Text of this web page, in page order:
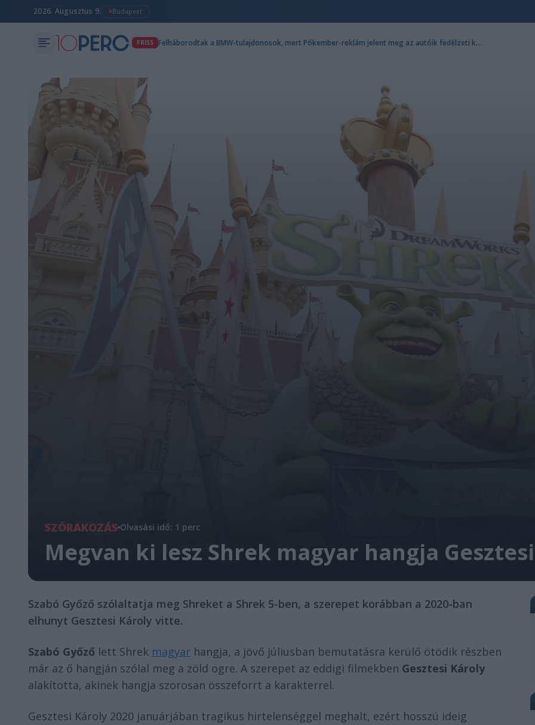
2026. Augusztus 9. Budapest
FRISS F
elháborodtak a BMW-tulajdonosok, mert Pókember-reklám jelent meg az autóik fedélzeti képernyőjén
SZÓRAKOZÁS Olvasási idő: 1 perc
Megvan ki lesz Shrek magyar hangja
Szabó Győző szólaltatja meg Shreket a Shrek 5-ben, a szerepet korábban a 2020-ban
elhunyt Gesztesi Károly vitte.
Szabó Győző lett Shrek magyar hangja, a jövő júliusban bemutatásra kerülő ötödik részben
már az ő hangján szólal meg a zöld ogre. A szerepet az eddigi filmekben Gesztesi Károly
alakította, akinek hangja szorosan összeforrt a karakterrel.
Gesztesi Károly 2020 januárjában tragikus hirtelenséggel meghalt, ezért hosszú ideig